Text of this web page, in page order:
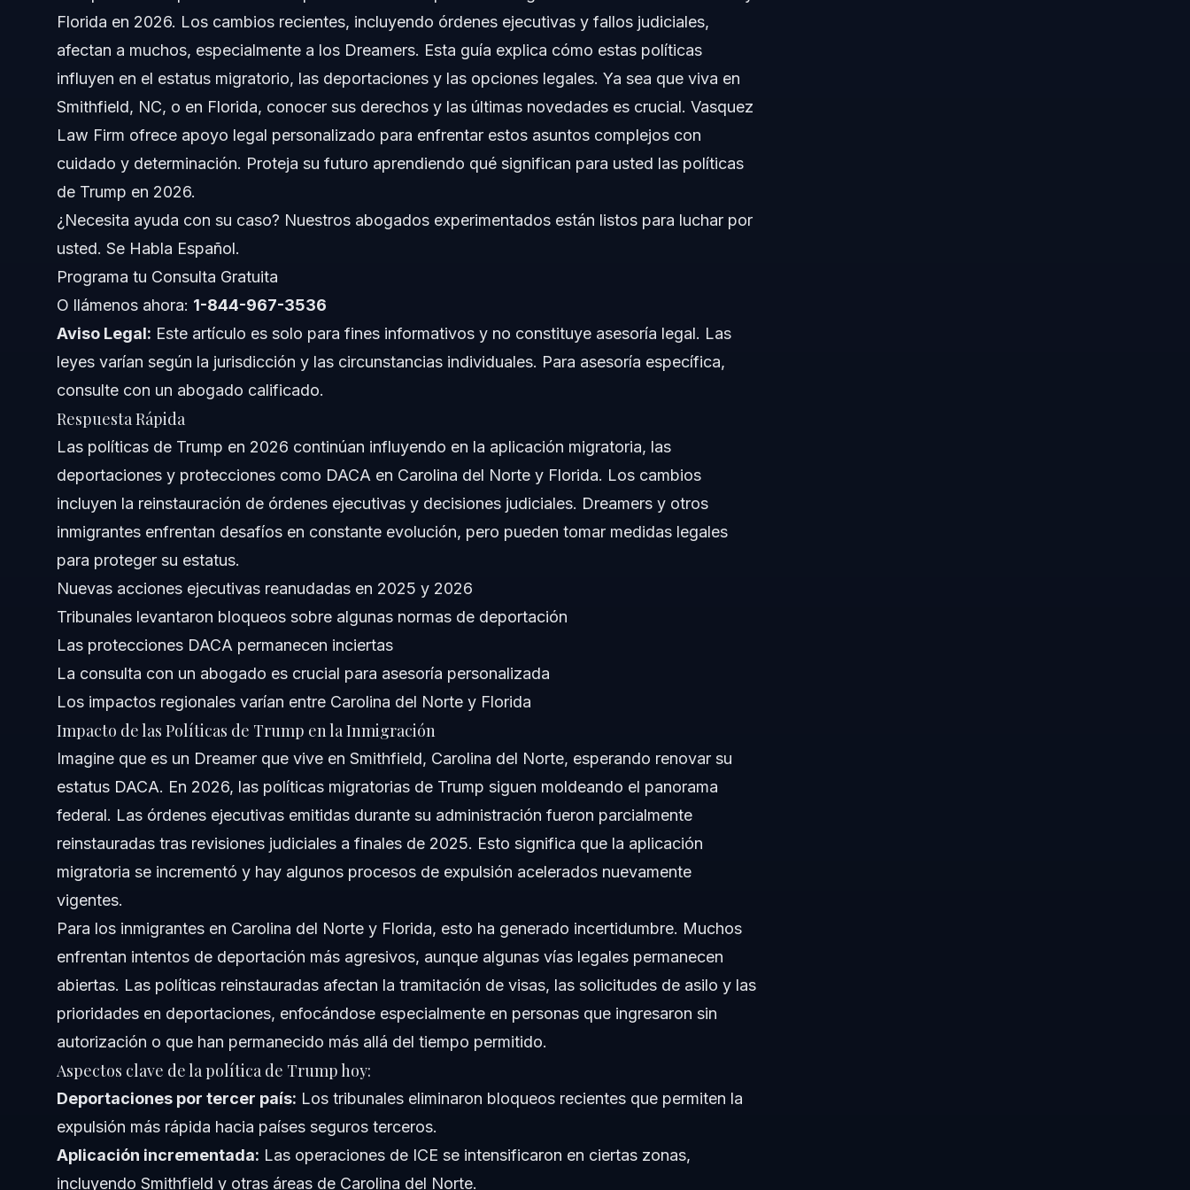
Impacto de las Políticas de Trump en la Inmigración
Aspectos clave de la política de Trump hoy:
Paso a Paso: Navegando las Políticas de Trump
Lista de Documentos para Inmigración
Cronología de Cambios en Políticas de Trump
Costos y Honorarios Legales a Considerar
Errores Comunes y Cómo Evitarlos
Notas sobre Carolina del Norte
Conceptos a Nivel Nacional
Cuándo Consultar a un Abogado Inmediatamente
Sobre Vasquez Law Firm
Confianza y Experiencia del Abogado
Preguntas Frecuentes
¿Cuál es el estado actual de la política Trump sobre inmigración en 2026?
¿Cómo afectan las órdenes ejecutivas de Trump a los Dreamers en Carolina del Norte y Florida?
¿Cuáles son los cambios clave en la política de deportación bajo la administración Trump en 2026?
¿Pueden las políticas de Trump seguir afectando nuevas solicitudes de inmigración en 2026?
¿Qué deben hacer los Dreamers en Smithfield si se ven afectados por los cambios en la política Trump?
¿Cómo se relacionan los aranceles con la política de inmigración de Trump?
¿Dónde pueden los inmigrantes encontrar actualizaciones confiables sobre cambios en la política Trump en 2026?
Fuentes y Referencias
Florida en 2026. Los cambios recientes, incluyendo órdenes ejecutivas y fallos judiciales,
afectan a muchos, especialmente a los Dreamers. Esta guía explica cómo estas políticas
influyen en el estatus migratorio, las deportaciones y las opciones legales. Ya sea que viva en
Smithfield, NC, o en Florida, conocer sus derechos y las últimas novedades es crucial. Vasquez
Law Firm ofrece apoyo legal personalizado para enfrentar estos asuntos complejos con
cuidado y determinación. Proteja su futuro aprendiendo qué significan para usted las políticas
de Trump en 2026.
¿Necesita ayuda con su caso? Nuestros abogados experimentados están listos para luchar por
usted. Se Habla Español.
Programa tu Consulta Gratuita
O llámenos ahora: 1-844-967-3536
Aviso Legal: Este artículo es solo para fines informativos y no constituye asesoría legal. Las
leyes varían según la jurisdicción y las circunstancias individuales. Para asesoría específica,
consulte con un abogado calificado.
Respuesta Rápida
Las políticas de Trump en 2026 continúan influyendo en la aplicación migratoria, las
deportaciones y protecciones como DACA en Carolina del Norte y Florida. Los cambios
incluyen la reinstauración de órdenes ejecutivas y decisiones judiciales. Dreamers y otros
inmigrantes enfrentan desafíos en constante evolución, pero pueden tomar medidas legales
para proteger su estatus.
Nuevas acciones ejecutivas reanudadas en 2025 y 2026
Tribunales levantaron bloqueos sobre algunas normas de deportación
Las protecciones DACA permanecen inciertas
La consulta con un abogado es crucial para asesoría personalizada
Los impactos regionales varían entre Carolina del Norte y Florida
Impacto de las Políticas de Trump en la Inmigración
Imagine que es un Dreamer que vive en Smithfield, Carolina del Norte, esperando renovar su
estatus DACA. En 2026, las políticas migratorias de Trump siguen moldeando el panorama
federal. Las órdenes ejecutivas emitidas durante su administración fueron parcialmente
reinstauradas tras revisiones judiciales a finales de 2025. Esto significa que la aplicación
migratoria se incrementó y hay algunos procesos de expulsión acelerados nuevamente
vigentes.
Para los inmigrantes en Carolina del Norte y Florida, esto ha generado incertidumbre. Muchos
enfrentan intentos de deportación más agresivos, aunque algunas vías legales permanecen
abiertas. Las políticas reinstauradas afectan la tramitación de visas, las solicitudes de asilo y las
prioridades en deportaciones, enfocándose especialmente en personas que ingresaron sin
autorización o que han permanecido más allá del tiempo permitido.
Aspectos clave de la política de Trump hoy:
Deportaciones por tercer país: Los tribunales eliminaron bloqueos recientes que permiten la
expulsión más rápida hacia países seguros terceros.
Aplicación incrementada: Las operaciones de ICE se intensificaron en ciertas zonas,
incluyendo Smithfield y otras áreas de Carolina del Norte.